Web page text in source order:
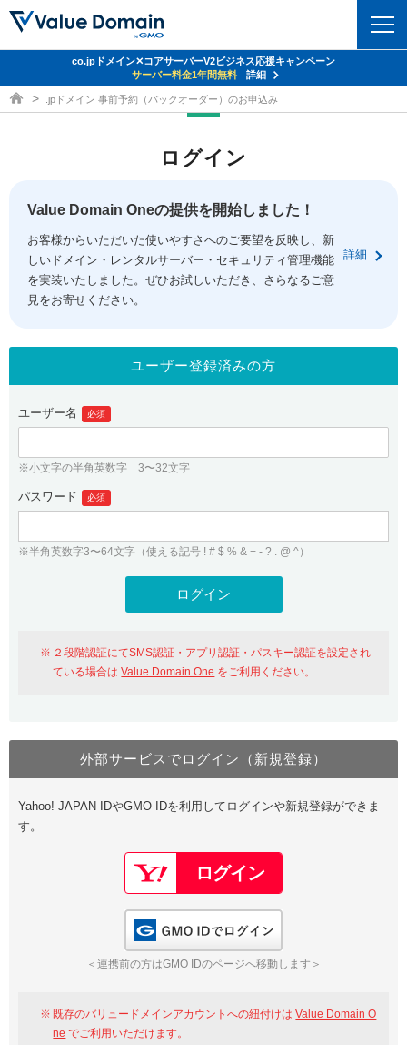
ドメイントップ
ドメイン移管
ドメイン価格一覧
ドメイン一括検索
.jpドメインオークション
gTLDオークション NEW!
.jpドメインバックオーダー
プレミアムドメイン
人気ドメインの種類
WHOIS検索
コアサーバー
バリューサーバー
XREA
セキュリティトップ
Value Domain ネットde診断
SSL証明書
サービストップ
お得意様割引
紹介制度
バリュードメインAPI
ドメイン・ホスティングOEM
facebook
ログイン
従来のバリュードメインをご利用希望の方
Value Domainにログイン
おすすめ One レンタルサーバーを含む最新の機能を使う方
Value Domain Oneにログイン
Google
GMO ID Amazon
※AmazonはValue Domain Oneのログイン画面へ遷移します
ユーザー登録
Value Domain Oneアカウント作成
以下でも登録可能
Google Yahoo!
GMO ID
co.jpドメイン✕コアサーバーV2ビジネス応援キャンペーン
サーバー料金1年間無料
詳細
ドメイン取得ならバリュードメイン
.jpドメイン 事前予約（バックオーダー）のお申込み
ログイン
Value Domain Oneの提供を開始しました！
お客様からいただいた使いやすさへのご要望を反映し、新
しいドメイン・レンタルサーバー・セキュリティ管理機能
を実装いたしました。ぜひお試しいただき、さらなるご意
見をお寄せください。
詳細
ユーザー登録済みの方
ユーザー名 必須
※小文字の半角英数字 3〜32文字
パスワード 必須
※半角英数字3〜64文字（使える記号 ! # $ % & + - ? . @ ^）
２段階認証にてSMS認証・アプリ認証・パスキー認証を設定され
ている場合はValue Domain One をご利用ください。
外部サービスでログイン（新規登録）
Yahoo! JAPAN IDやGMO IDを利用してログインや新規登録ができま
す。
＜連携前の方はGMO IDのページへ移動します＞
既存のバリュードメインアカウントへの紐付けはValue Domain O
ne でご利用いただけます。